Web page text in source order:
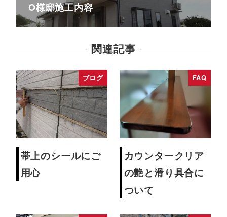
O様邸施工内容
関連記事
ブログ
帯上のシールにご
用心
FAQ
カウンタークリア
の艶と滑り具合に
ついて